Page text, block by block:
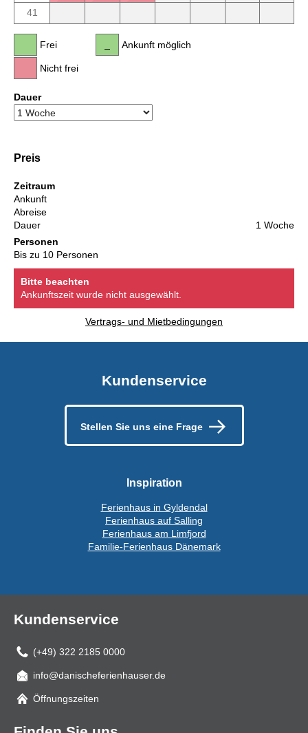
41
Frei
Nicht frei
Ankunft möglich
Dauer
Preis
Zeitraum
Ankunft
Abreise
Dauer
1 Woche
Personen
Bis zu 10 Personen
Bitte beachten
Ankunftszeit wurde nicht ausgewählt.
Vertrags- und Mietbedingungen
Kundenservice
Stellen Sie uns eine Frage
Inspiration
Ferienhaus in Gyldendal
Ferienhaus auf Salling
Ferienhaus am Limfjord
Familie-Ferienhaus Dänemark
Kundenservice
(+49) 322 2185 0000
Mail
info@danischeferienhauser.de
Öffnungszeiten